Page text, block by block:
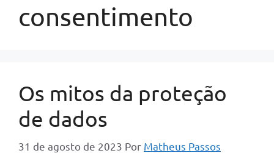
consentimento
Os mitos da proteção
de dados
31 de agosto de 2023 Por Matheus Passos